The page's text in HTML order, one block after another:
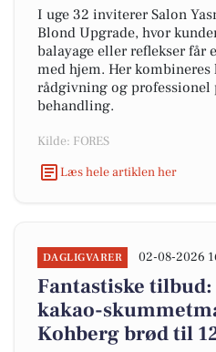
I uge 32 inviterer Salon
Blond Upgrade, hvor
balayage eller reflekser får
med hjem. Her
rådgivning og professionel
behandling.
Kilde: FORES
Læs hele artiklen her
DAGLIGVARER 02-08-2026
Fantastiske
kakao-
Kohberg brød til